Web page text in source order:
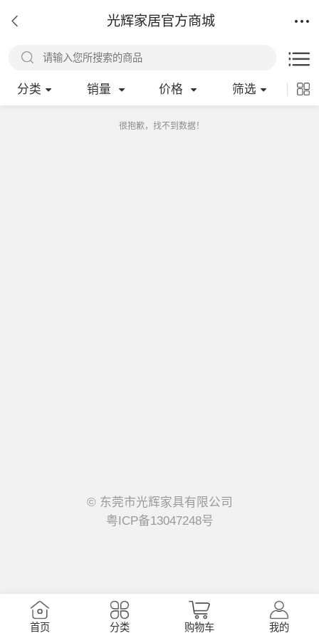
光辉家居官方商城
分类 销量 价格 筛选
很抱歉，找不到数据！
© 东莞市光辉家具有限公司
粤ICP备13047248号
首页 分类 购物车 我的